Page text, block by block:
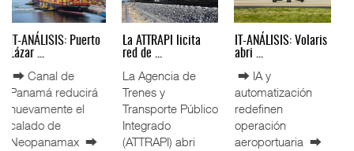
IT-ANÁLISIS:
Mercado Pago ...
⮕ DHL despliega
logística
humanitaria tras
terremotos en
Venezuel
Greenbrier mejora
márgene ...
Greenbrier
Companies
incrementó la
rentabilidad de su
negocio de m
La implementación
de ENAM ...
La
implementación
de la Estrategia
Nacional de
Movilidad